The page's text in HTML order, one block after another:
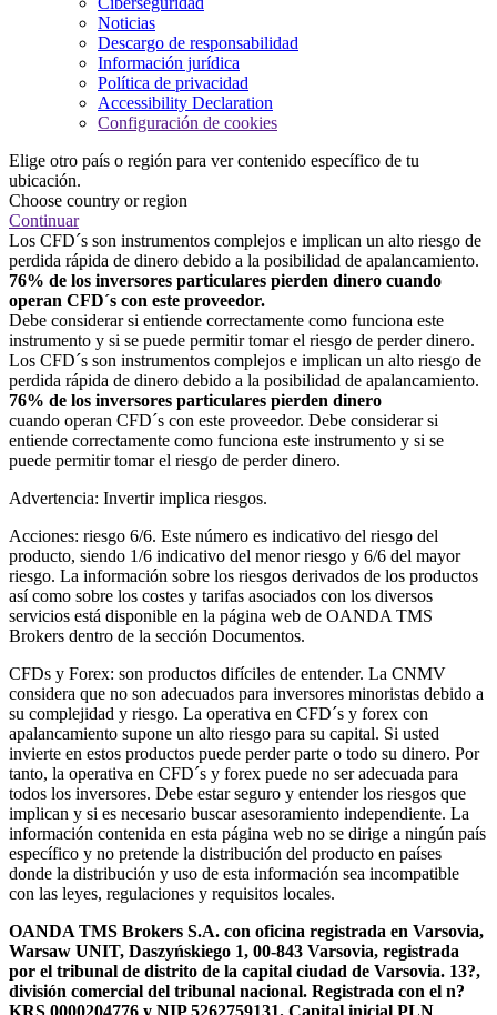
Noticias
Descargo de responsabilidad
Información jurídica
Política de privacidad
Accessibility Declaration
Configuración de cookies
Elige otro país o región para ver contenido específico de tu
ubicación.
Choose country or region
Continuar
Los CFD´s son instrumentos complejos e implican un alto riesgo de
perdida rápida de dinero debido a la posibilidad de apalancamiento.
76% de los inversores particulares pierden dinero cuando
operan CFD´s con este proveedor.
Debe considerar si entiende correctamente como funciona este
instrumento y si se puede permitir tomar el riesgo de perder dinero.
Los CFD´s son instrumentos complejos e implican un alto riesgo de
perdida rápida de dinero debido a la posibilidad de apalancamiento.
76% de los inversores particulares pierden dinero
cuando operan CFD´s con este proveedor. Debe considerar si
entiende correctamente como funciona este instrumento y si se
puede permitir tomar el riesgo de perder dinero.
Advertencia: Invertir implica riesgos.
Acciones: riesgo 6/6. Este número es indicativo del riesgo del
producto, siendo 1/6 indicativo del menor riesgo y 6/6 del mayor
riesgo. La información sobre los riesgos derivados de los productos
así como sobre los costes y tarifas asociados con los diversos
servicios está disponible en la página web de OANDA TMS
Brokers dentro de la sección Documentos.
CFDs y Forex: son productos difíciles de entender. La CNMV
considera que no son adecuados para inversores minoristas debido a
su complejidad y riesgo. La operativa en CFD´s y forex con
apalancamiento supone un alto riesgo para su capital. Si usted
invierte en estos productos puede perder parte o todo su dinero. Por
tanto, la operativa en CFD´s y forex puede no ser adecuada para
todos los inversores. Debe estar seguro y entender los riesgos que
implican y si es necesario buscar asesoramiento independiente. La
información contenida en esta página web no se dirige a ningún país
específico y no pretende la distribución del producto en países
donde la distribución y uso de esta información sea incompatible
con las leyes, regulaciones y requisitos locales.
OANDA TMS Brokers S.A. con oficina registrada en Varsovia,
Warsaw UNIT, Daszyńskiego 1, 00-843 Varsovia, registrada
por el tribunal de distrito de la capital ciudad de Varsovia. 13?,
división comercial del tribunal nacional. Registrada con el n?